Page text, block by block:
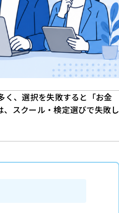
く、選択を失敗すると「お金
スクール・検定選びで失敗し